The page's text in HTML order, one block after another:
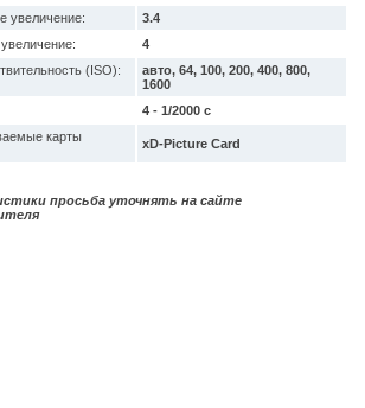
увеличение:
3.4
4
(ISO):
авто, 64, 100, 200, 400, 800,
1600
4 - 1/2000 с
карты
xD-Picture Card
просьба уточнять на сайте